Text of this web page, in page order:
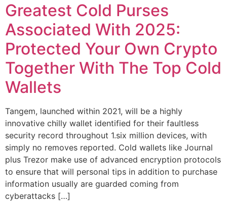
Greatest Cold Purses
Associated With 2025:
Protected Your Own Crypto
Together With The Top Cold
Wallets
Tangem, launched within 2021, will be a highly
innovative chilly wallet identified for their faultless
security record throughout 1.six million devices, with
simply no removes reported. Cold wallets like Journal
plus Trezor make use of advanced encryption protocols
to ensure that will personal tips in addition to purchase
information usually are guarded coming from
cyberattacks […]